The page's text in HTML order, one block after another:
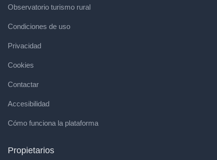
Observatorio turismo rural
Condiciones de uso
Privacidad
Cookies
Contactar
Accesibilidad
Cómo funciona la plataforma
Propietarios